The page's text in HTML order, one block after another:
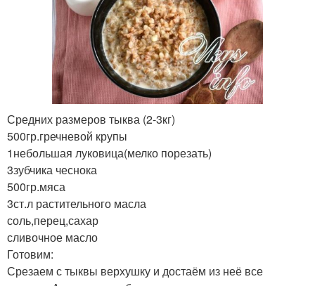
Средних размеров тыква (2-3кг)
500гр.гречневой крупы
1небольшая луковица(мелко порезать)
3зубчика чеснока
500гр.мяса
3ст.л растительного масла
соль,перец,сахар
сливочное масло
Готовим:
Срезаем с тыквы верхушку и достаём из неё все